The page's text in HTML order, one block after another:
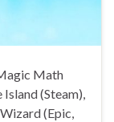
Math
(Steam),
(Epic,